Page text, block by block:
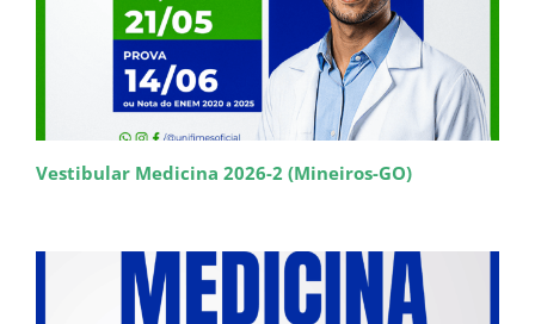
Vestibular Medicina 2026-2 (Mineiros-GO)